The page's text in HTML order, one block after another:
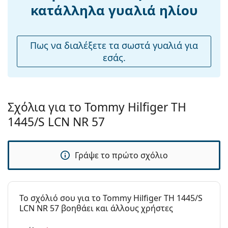
μαξιλάρια
άρθρωση:
Όχι
Αξεσουάρ
Πανί
καθαρισμού:
Ναι
Άλλα
Ανδρικά
Χρήση:
Μόδα
κατάλληλα γυαλιά ηλίου
Πως να διαλέξετε τα σωστά γυαλιά για
εσάς.
Σχόλια για το Tommy Hilfiger TH
1445/S LCN NR 57
Γράψε το πρώτο σχόλιο
To σχόλιό σου για το Tommy Hilfiger TH 1445/S
LCN NR 57 βοηθάει και άλλους χρήστες